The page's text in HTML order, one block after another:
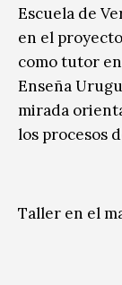
Escuela de
en el
como tutor
Enseña
mirada
los procesos
Taller en el